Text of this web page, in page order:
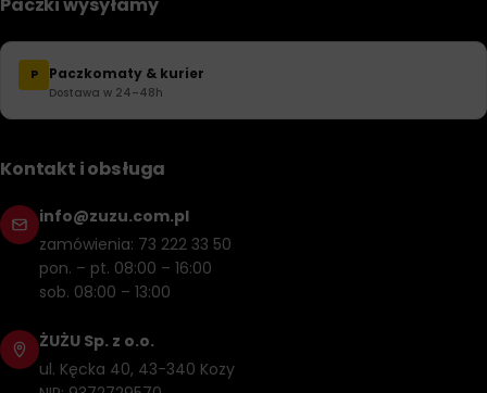
P Paczkomaty & kurier
Dostawa w 24–48h
Kontakt i obsługa
info@zuzu.com.pl
zamówienia: 73 222 33 50
pon. – pt. 08:00 – 16:00
sob. 08:00 – 13:00
ŻUŻU Sp. z o.o.
ul. Kęcka 40, 43-340 Kozy